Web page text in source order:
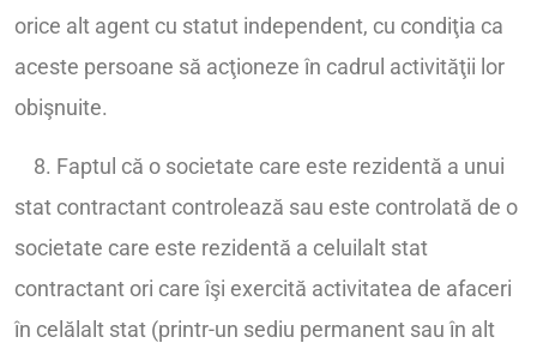
orice alt agent cu statut independent, cu condiţia ca
aceste persoane să acţioneze în cadrul activităţii lor
obişnuite.
8. Faptul că o societate care este rezidentă a unui
stat contractant controlează sau este controlată de o
societate care este rezidentă a celuilalt stat
contractant ori care îşi exercită activitatea de afaceri
în celălalt stat (printr-un sediu permanent sau în alt